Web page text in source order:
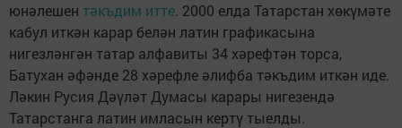
юнәлешен тәкъдим итте. 2000 елда Татарстан хөкүмәте
кабул иткән карар белән латин графикасына
нигезләнгән татар алфавиты 34 хәрефтән торса,
Батухан әфәнде 28 хәрефле әлифба тәкъдим иткән иде.
Ләкин Русия Дәүләт Думасы карары нигезендә
Татарстанга латин имласын кертү тыелды.